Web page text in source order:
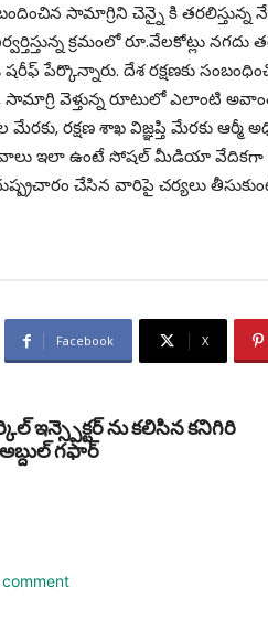
సామాగ్రిని చెన్నై కి
క్రమంలో రూ.వేలకోట్లు
షరీఫ్ పేర్కొన్నారు. దేశ రక్షణకు
వెళ్తున్న రూటులో ఎలాంటి
రక్షణ శాఖ విజ్ఞప్తి మేరకు ఆర్మీ
ఇలా ఉంటే సోషల్ మీడియా వేదికగా
చేసిన వారిపై చర్యలు
Facebook X
ఇన్స్పెక్టర్ ను కలిసిన కనిగిరి
గఫార్